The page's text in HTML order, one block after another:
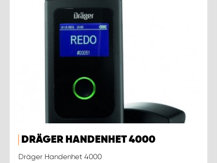
DRÄGER HANDENHET 4000
Dräger Handenhet 4000
WORK SYSTEM VÄRNAMO